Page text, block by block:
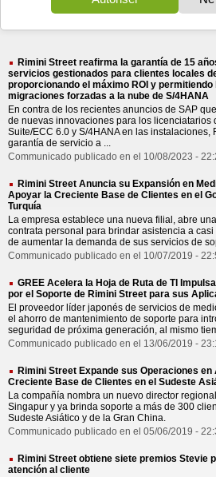
Rimini Street reafirma la garantía de 15
servicios gestionados para clientes locales
proporcionando el máximo ROI y
migraciones forzadas a la nube de S/4HANA
En contra de los recientes anuncios de SAP
de nuevas innovaciones para los licenciatarios
Suite/ECC 6.0 y S/4HANA en las instalaciones,
garantía de servicio a ...
Communicado publicado en el 10/08/2023 -
Rimini Street Anuncia su Expansión en
Apoyar la Creciente Base de Clientes en el
Turquía
La empresa establece una nueva filial, abre
contrata personal para brindar asistencia a
de aumentar la demanda de sus servicios de
Communicado publicado en el 10/07/2019 -
GREE Acelera la Hoja de Ruta de TI
por el Soporte de Rimini Street para sus
El proveedor líder japonés de servicios de
el ahorro de mantenimiento de soporte para
seguridad de próxima generación, al mismo
Communicado publicado en el 13/06/2019 -
Rimini Street Expande sus Operaciones
Creciente Base de Clientes en el Sudeste
La compañía nombra un nuevo director
Singapur y ya brinda soporte a más de 300
Sudeste Asiático y de la Gran China.
Communicado publicado en el 05/06/2019 -
Rimini Street obtiene siete premios Stevie
atención al cliente